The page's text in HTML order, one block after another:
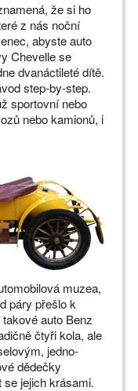
že si ho
z nás noční
abyste auto
Chevelle se
dvanáctileté dítě.
step-by-step.
sportovní nebo
nebo kamionů, i
muzea,
páry přešlo k
auto Benz
čtyři kola, ale
jedno-
dědečky
jejich krásami.